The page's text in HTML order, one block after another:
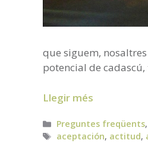
que siguem,
potencial de
Llegir més
Categories
Preguntes freqüents,
Etiquetes
aceptación, actitud,